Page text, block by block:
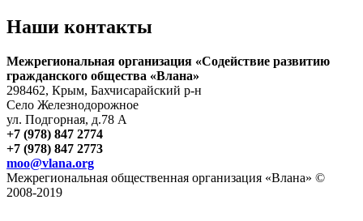
Наши контакты
Межрегиональная организация «Содействие развитию
гражданского общества «Влана»
298462, Крым, Бахчисарайский р-н
Село Железнодорожное
ул. Подгорная, д.78 А
+7 (978) 847 2774
+7 (978) 847 2773
moo@vlana.org
Межрегиональная общественная организация «Влана» ©
2008-2019